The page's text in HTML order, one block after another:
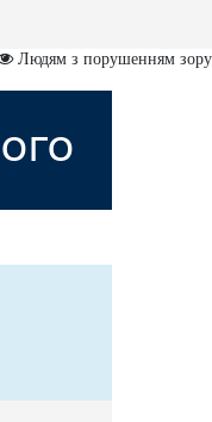
Людям з порушенням зору